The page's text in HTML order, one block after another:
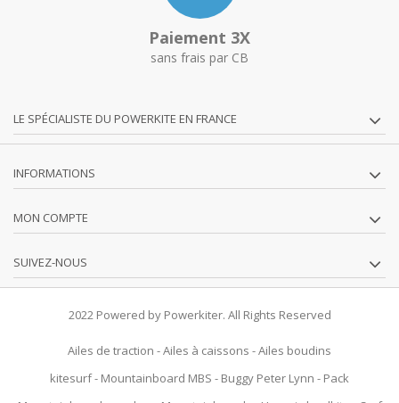
Paiement 3X
sans frais par CB
LE SPÉCIALISTE DU POWERKITE EN FRANCE
INFORMATIONS
MON COMPTE
SUIVEZ-NOUS
2022 Powered by Powerkiter. All Rights Reserved
Ailes de traction -Ailes à caissons -Ailes boudins
kitesurf- Mountainboard MBS - Buggy Peter Lynn - Pack